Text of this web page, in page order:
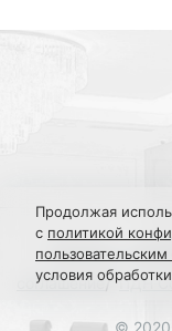
©
Политика
соглашение/ПДН
Продолжая
с политикой
условия